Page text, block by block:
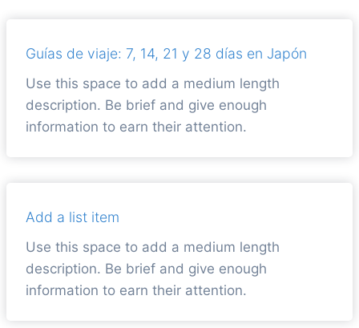
Guías de viaje: 7, 14, 21 y 28 días en Japón
Use this space to add a medium length
description. Be brief and give enough
information to earn their attention.
Add a list item
Use this space to add a medium length
description. Be brief and give enough
information to earn their attention.